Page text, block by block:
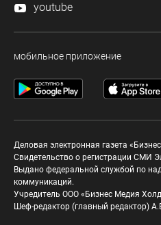
youtube
мобильное приложение
Деловая электронная газета
Свидетельство о регистрации СМИ
Выдано федеральной службой по
коммуникаций.
Учредитель ООО «Бизнес Медия
Шеф-редактор (главный редактор)